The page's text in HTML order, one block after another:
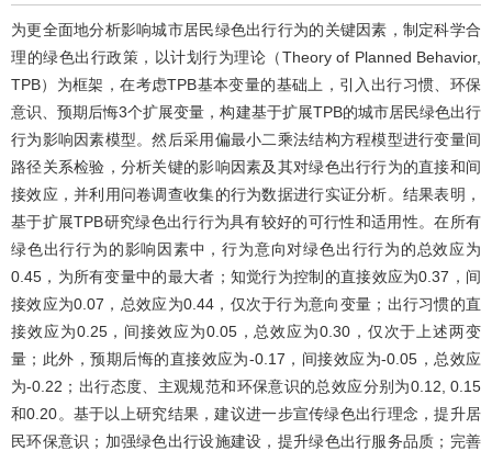
为更全面地分析影响城市居民绿色出行行为的关键因素，制定科学合
理的绿色出行政策，以计划行为理论（Theory of Planned Behavior,
TPB）为框架，在考虑TPB基本变量的基础上，引入出行习惯、环保
意识、预期后悔3个扩展变量，构建基于扩展TPB的城市居民绿色出行
行为影响因素模型。然后采用偏最小二乘法结构方程模型进行变量间
路径关系检验，分析关键的影响因素及其对绿色出行行为的直接和间
接效应，并利用问卷调查收集的行为数据进行实证分析。结果表明，
基于扩展TPB研究绿色出行行为具有较好的可行性和适用性。在所有
绿色出行行为的影响因素中，行为意向对绿色出行行为的总效应为
0.45，为所有变量中的最大者；知觉行为控制的直接效应为0.37，间
接效应为0.07，总效应为0.44，仅次于行为意向变量；出行习惯的直
接效应为0.25，间接效应为0.05，总效应为0.30，仅次于上述两变
量；此外，预期后悔的直接效应为-0.17，间接效应为-0.05，总效应
为-0.22；出行态度、主观规范和环保意识的总效应分别为0.12, 0.15
和0.20。基于以上研究结果，建议进一步宣传绿色出行理念，提升居
民环保意识；加强绿色出行设施建设，提升绿色出行服务品质；完善